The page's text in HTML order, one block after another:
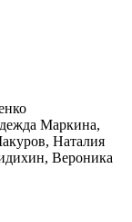
Маркина,
Наталия
Вероника